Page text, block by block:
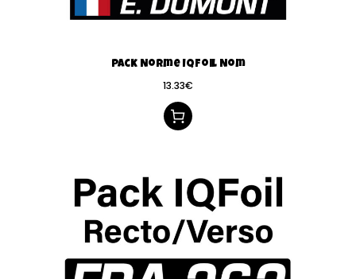
Pack Norme IQFoil Nom
13.33€